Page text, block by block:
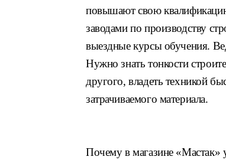
повышают свою
заводами по производству
выездные курсы обучения.
Нужно знать тонкости
другого, владеть техникой
затрачиваемого материала.
Почему в магазине «Мастак»